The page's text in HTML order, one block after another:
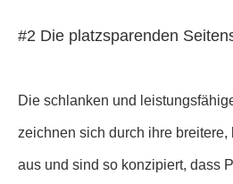
#2 Die platzsparenden
Die schlanken und
zeichnen sich durch ihre
aus und sind so konzipiert, dass